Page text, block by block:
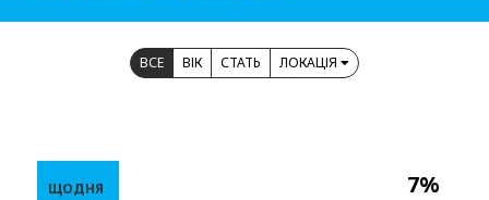
ВСЕ ВІК СТАТЬ ЛОКАЦІЯ
7%
ЩОДНЯ